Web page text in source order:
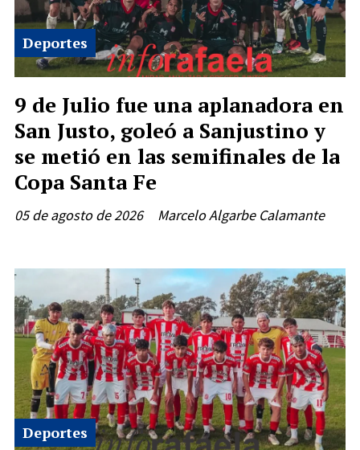
9 de Julio fue una aplanadora en
San Justo, goleó a Sanjustino y
se metió en las semifinales de la
Copa Santa Fe
Marcelo Algarbe Calamante
Deportes
05 de agosto de 2026
Deportes